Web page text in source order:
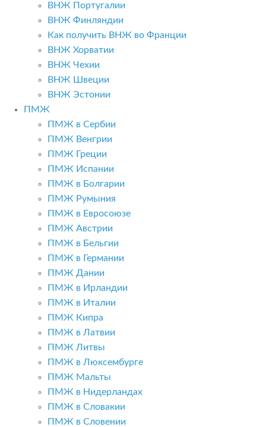
ВНЖ Португалии
ВНЖ Финляндии
Как получить ВНЖ во Франции
ВНЖ Хорватии
ВНЖ Чехии
ВНЖ Швеции
ВНЖ Эстонии
ПМЖ
ПМЖ в Сербии
ПМЖ Венгрии
ПМЖ Греции
ПМЖ Испании
ПМЖ в Болгарии
ПМЖ Румыния
ПМЖ в Евросоюзе
ПМЖ Австрии
ПМЖ в Бельгии
ПМЖ в Германии
ПМЖ Дании
ПМЖ в Ирландии
ПМЖ в Италии
ПМЖ Кипра
ПМЖ в Латвии
ПМЖ Литвы
ПМЖ в Люксембурге
ПМЖ Мальты
ПМЖ в Нидерландах
ПМЖ в Словакии
ПМЖ в Словении